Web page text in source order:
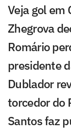
Veja gol em
Zhegrova
Romário
presidente
Dublador
torcedor do
Santos faz